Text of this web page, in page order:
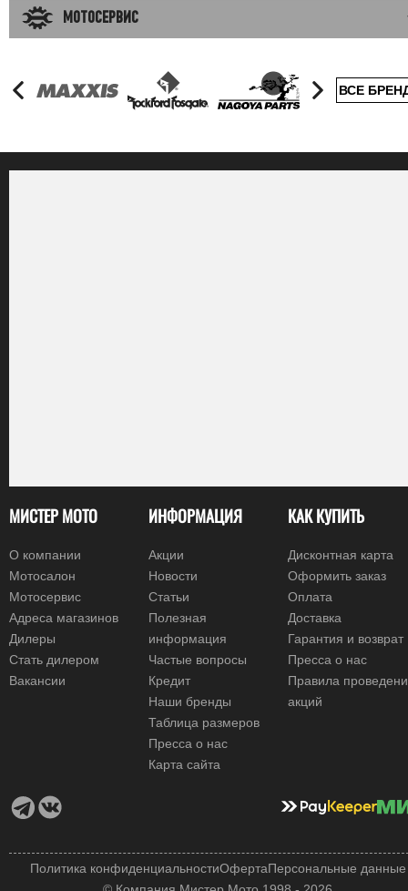
МОТОСЕРВИС
ВСЕ
МИСТЕР МОТО
О компании
Мотосалон
Мотосервис
Адреса магазинов
Дилеры
Стать дилером
Вакансии
ИНФОРМАЦИЯ
Акции
Новости
Статьи
Полезная
информация
Частые вопросы
Кредит
Наши бренды
Таблица размеров
Пресса о нас
Карта сайта
КАК КУПИТЬ
Дисконтная карта
Оформить заказ
Оплата
Доставка
Гарантия и возврат
Пресса о нас
Правила
акций
Политика конфиденциальностиОфертаПерсональные данные